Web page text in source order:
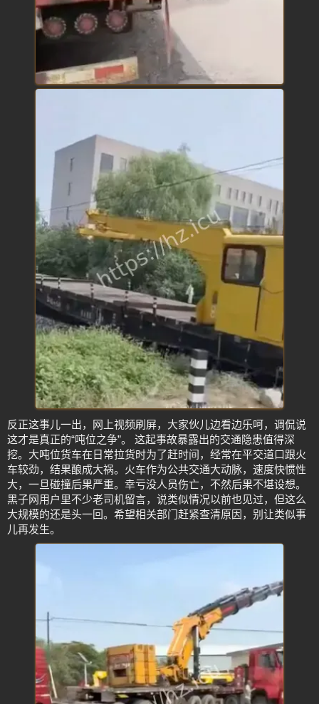
反正这事儿一出，网上视频刷屏，大家伙儿边看边乐呵，调侃说
这才是真正的“吨位之争”。 这起事故暴露出的交通隐患值得深
挖。大吨位货车在日常拉货时为了赶时间，经常在平交道口跟火
车较劲，结果酿成大祸。火车作为公共交通大动脉，速度快惯性
大，一旦碰撞后果严重。幸亏没人员伤亡，不然后果不堪设想。
黑子网用户里不少老司机留言，说类似情况以前也见过，但这么
大规模的还是头一回。希望相关部门赶紧查清原因，别让类似事
儿再发生。